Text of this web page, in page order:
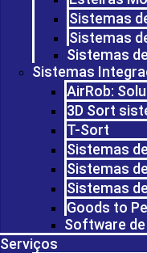
Sistemas
Sistemas
Sistemas
Sistemas
AirRob:
3D Sort
T-Sort
Sistemas
Sistemas
Sistemas
Goods to
Software
Serviços